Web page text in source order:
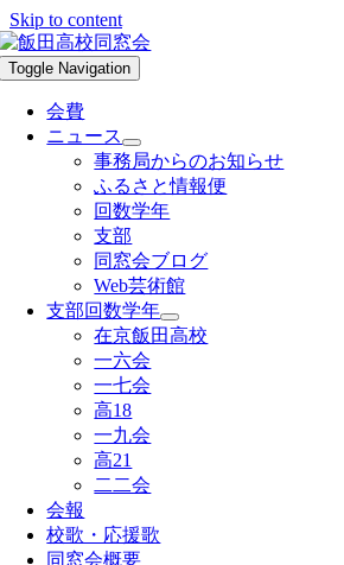
Skip to content
Toggle Navigation
会費
ニュース
事務局からのお知らせ
ふるさと情報便
回数学年
支部
同窓会ブログ
Web芸術館
支部回数学年
在京飯田高校
一六会
一七会
高18
一九会
高21
二二会
会報
校歌・応援歌
同窓会概要